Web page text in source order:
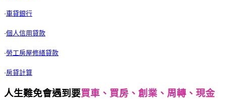
-車貸銀行
-個人信用貸款
-勞工房屋修繕貸款
-房貸計算
人生難免會遇到要買車、買房、創業、周轉、現金